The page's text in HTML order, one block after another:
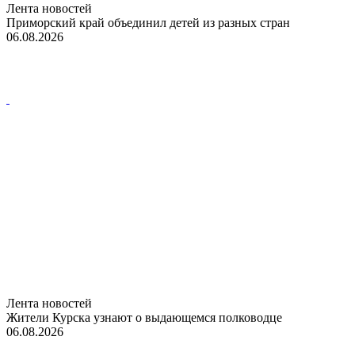
Лента новостей
Приморский край объединил детей из разных стран
06.08.2026
Лента новостей
Жители Курска узнают о выдающемся полководце
06.08.2026